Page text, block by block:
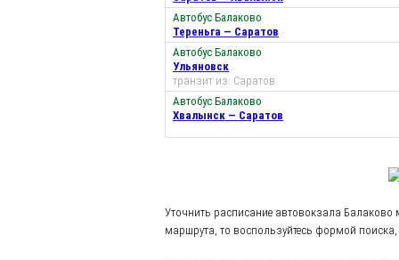
Автобус Балаково
Тереньга — Саратов
Автобус Балаково
Ульяновск
транзит из: Саратов
Автобус Балаково
Хвалынск — Саратов
Уточнить расписание автовокзала
маршрута, то воспользуйтесь формой